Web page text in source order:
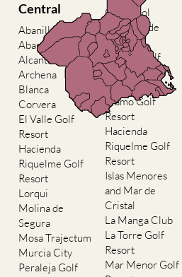
Central
Abanilla
Abaran
Alcantarilla
Archena
Blanca
Corvera
El Valle Golf
Resort
Hacienda
Riquelme Golf
Resort
Lorqui
Molina de
Segura
Mosa Trajectum
Murcia City
Peraleja Golf
Camposol
Condado de
Alhama
El Valle Golf
Resort
Hacienda del
Alamo Golf
Resort
Hacienda
Riquelme Golf
Resort
Islas Menores
and Mar de
Cristal
La Manga Club
La Torre Golf
Resort
Mar Menor Golf